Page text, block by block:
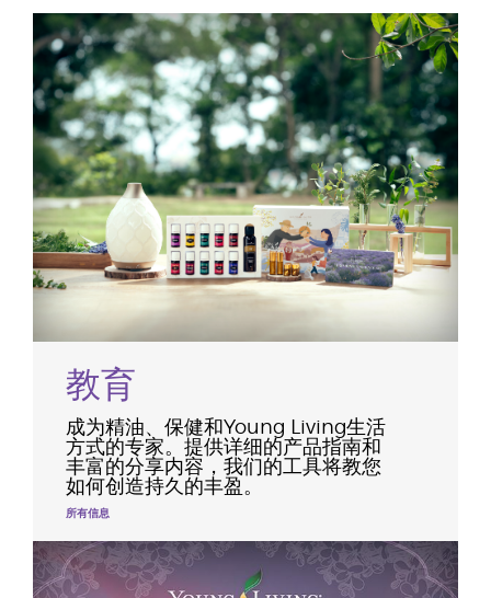
教育
成为精油、保健和Young Living生活
方式的专家。提供详细的产品指南和
丰富的分享内容，我们的工具将教您
如何创造持久的丰盈。
所有信息